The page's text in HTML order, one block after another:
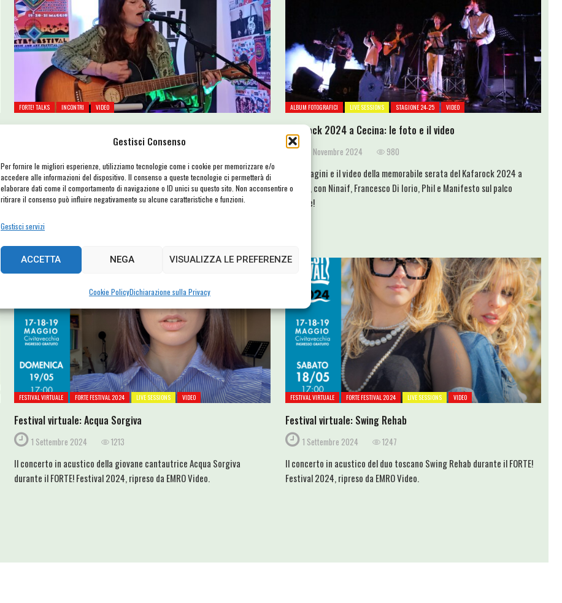
Gestisci Consenso
Per fornire le migliori esperienze, utilizziamo tecnologie come i cookie per memorizzare e/o
accedere alle informazioni del dispositivo. Il consenso a queste tecnologie ci permetterà di
elaborare dati come il comportamento di navigazione o ID unici su questo sito. Non acconsentire o
ritirare il consenso può influire negativamente su alcune caratteristiche e funzioni.
Gestisci servizi
ACCETTA NEGA VISUALIZZA LE PREFERENZE
Cookie PolicyDichiarazione sulla Privacy
FORTE! TALKS INCONTRI VIDEO
Quarta puntata delle interviste di FORTE! Talks, 10 minuti di chiacchiere
con un musicista che presenta il suo nuovo disco: in questo incontro, la
cantautrice Resina racconta il suo nuovo EP "RADICE", pubblicato in
ALBUM FOTOGRAFICI LIVE SESSIONS STAGIONE 24-25 VIDEO
Kafarock 2024 a Cecina: le foto e il video
25 Novembre 2024 980
Le immagini e il video della memorabile serata del Kafarock 2024 a
Cecina, con Ninaif, Francesco Di Iorio, Phil e Manifesto sul palco
insieme!
FESTIVAL VIRTUALE FORTE FESTIVAL 2024 LIVE SESSIONS VIDEO
Festival virtuale: Acqua Sorgiva
1 Settembre 2024 1213
Il concerto in acustico della giovane cantautrice Acqua Sorgiva
durante il FORTE! Festival 2024, ripreso da EMRO Video.
FESTIVAL VIRTUALE FORTE FESTIVAL 2024 LIVE SESSIONS VIDEO
Festival virtuale: Swing Rehab
1 Settembre 2024 1247
Il concerto in acustico del duo toscano Swing Rehab durante il FORTE!
Festival 2024, ripreso da EMRO Video.